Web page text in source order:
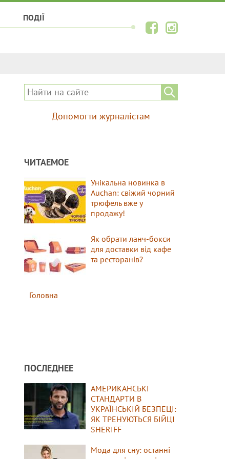
ПОДІЇ
Допомогти журналістам
ЧИТАЕМОЕ
Унікальна новинка в
Auchan: свіжий чорний
трюфель вже у
продажу!
Як обрати ланч-бокси
для доставки від кафе
та ресторанів?
Головна
ПОСЛЕДНЕЕ
АМЕРИКАНСЬКІ
СТАНДАРТИ В
УКРАЇНСЬКІЙ БЕЗПЕЦІ:
ЯК ТРЕНУЮТЬСЯ БІЙЦІ
SHERIFF
Мода для сну: останні